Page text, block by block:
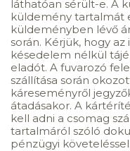
láthatóan sérült-e. A
küldemény tartalmát
küldeményben lévő
során. Kérjük, hogy
késedelem nélkül
eladót. A fuvarozó
szállítása során
káreseményről
átadásakor. A
kell adni a csomag
tartalmáról szóló
pénzügyi követeléssel.